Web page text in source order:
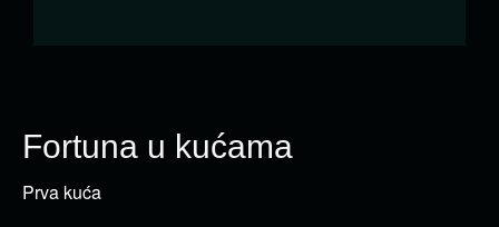
Fortuna u kućama
Prva kuća